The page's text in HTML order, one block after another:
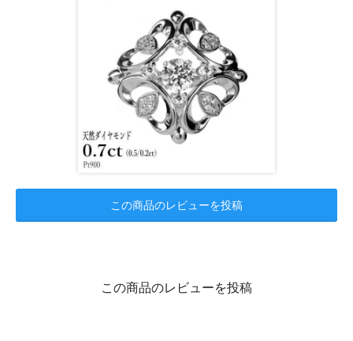
この商品のレビューを投稿
この商品のレビューを投稿